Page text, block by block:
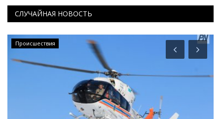
СЛУЧАЙНАЯ НОВОСТЬ
Происшествия